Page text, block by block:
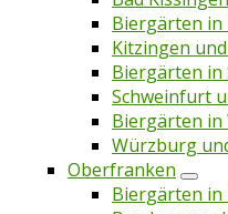
Biergärten in
Kitzingen
Biergärten in
Schweinfurt
Biergärten
Würzburg
Oberfranken
Biergärten in